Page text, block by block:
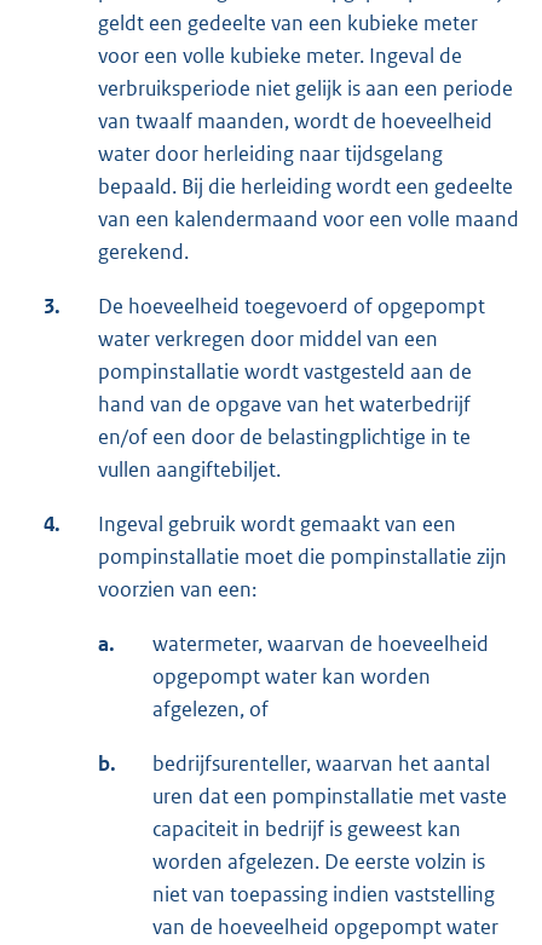
geldt een gedeelte van een kubieke meter
voor een volle kubieke meter. Ingeval de
verbruiksperiode niet gelijk is aan een periode
van twaalf maanden, wordt de hoeveelheid
water door herleiding naar tijdsgelang
bepaald. Bij die herleiding wordt een gedeelte
van een kalendermaand voor een volle maand
gerekend.
3.
De hoeveelheid toegevoerd of opgepompt
water verkregen door middel van een
pompinstallatie wordt vastgesteld aan de
hand van de opgave van het waterbedrijf
en/of een door de belastingplichtige in te
vullen aangiftebiljet.
4.
Ingeval gebruik wordt gemaakt van een
pompinstallatie moet die pompinstallatie zijn
voorzien van een:
a.
watermeter, waarvan de hoeveelheid
opgepompt water kan worden
afgelezen, of
b.
bedrijfsurenteller, waarvan het aantal
uren dat een pompinstallatie met vaste
capaciteit in bedrijf is geweest kan
worden afgelezen. De eerste volzin is
niet van toepassing indien vaststelling
van de hoeveelheid opgepompt water